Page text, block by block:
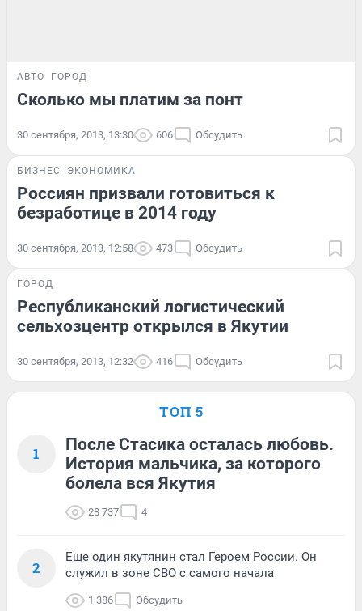
АВТО ГОРОД
Сколько мы платим за понт
30 сентября, 2013, 13:30 606 Обсудить
БИЗНЕС ЭКОНОМИКА
Россиян призвали готовиться к
безработице в 2014 году
30 сентября, 2013, 12:58 473 Обсудить
ГОРОД
Республиканский логистический
сельхозцентр открылся в Якутии
30 сентября, 2013, 12:32 416 Обсудить
ТОП 5
1
После Стасика осталась любовь.
История мальчика, за которого
болела вся Якутия
28 737 4
2
Еще один якутянин стал Героем России. Он
служил в зоне СВО с самого начала
1 386 Обсудить